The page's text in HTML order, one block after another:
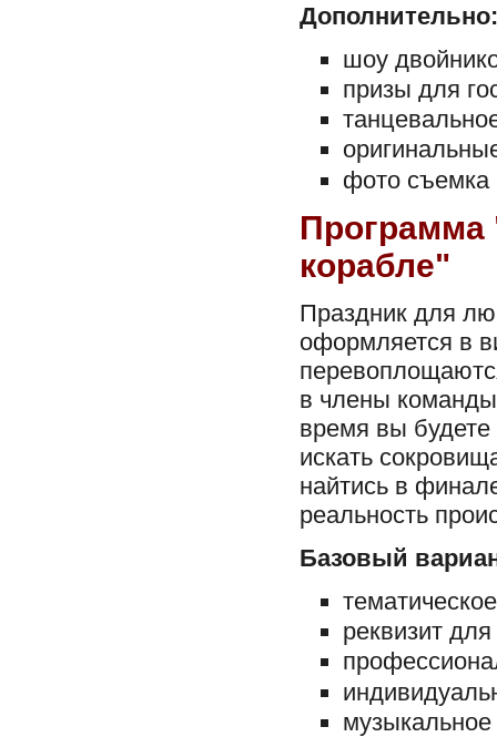
Дополнительно:
шоу
призы для
фото съемка
Программа
корабле"
Праздник для
оформляется в
в члены
время вы будете
искать
найтись в
реальность
Базовый
реквизит для